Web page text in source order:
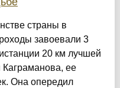
страны в
завоевали 3
20 км лучшей
Каграманова, ее
Она опередил